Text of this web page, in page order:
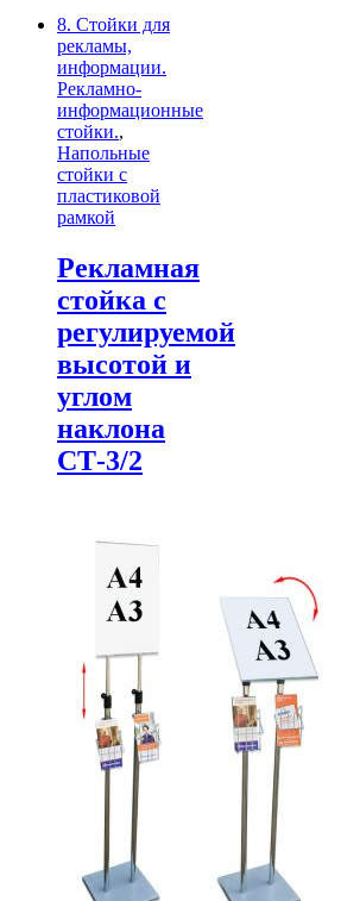
8. Стойки для
рекламы,
информации.
Рекламно-
информационные
стойки.,
Напольные
стойки с
пластиковой
рамкой
Рекламная
стойка с
регулируемой
высотой и
углом
наклона
СТ-3/2